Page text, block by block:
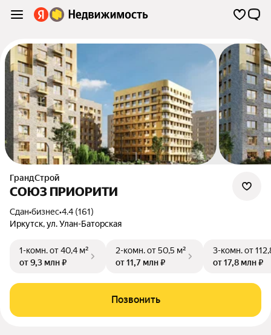
ГрандСтрой
СОЮЗ ПРИОРИТИ
Сдан•бизнес•4.4 (161)
Иркутск,ул. Улан-Баторская
1-комн.от 40,4 м²
от 9,3 млн ₽
2-комн.от 50,5 м²
от 11,7 млн ₽
3-комн.от
от 17,8 млн ₽
Позвонить